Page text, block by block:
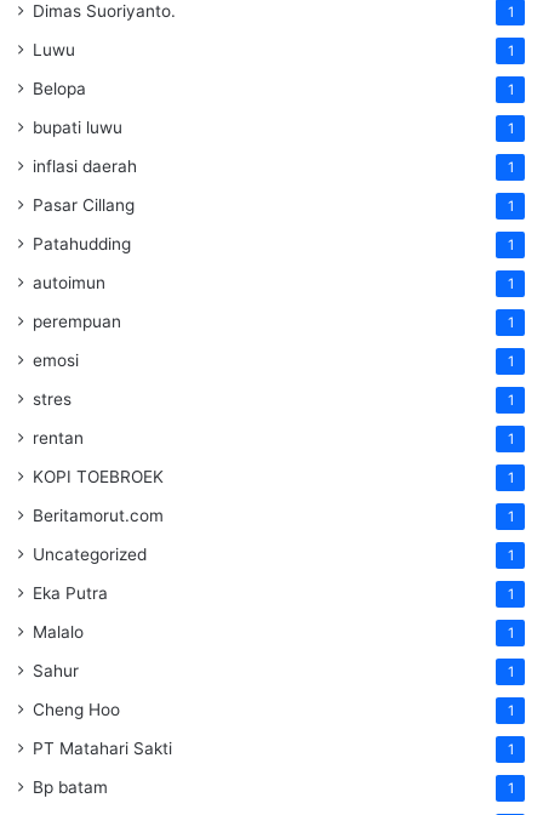
Dimas Suoriyanto. 1
Luwu 1
Belopa 1
bupati luwu 1
inflasi daerah 1
Pasar Cillang 1
Patahudding 1
autoimun 1
perempuan 1
emosi 1
stres 1
rentan 1
KOPI TOEBROEK 1
Beritamorut.com 1
Uncategorized 1
Eka Putra 1
Malalo 1
Sahur 1
Cheng Hoo 1
PT Matahari Sakti 1
Bp batam 1